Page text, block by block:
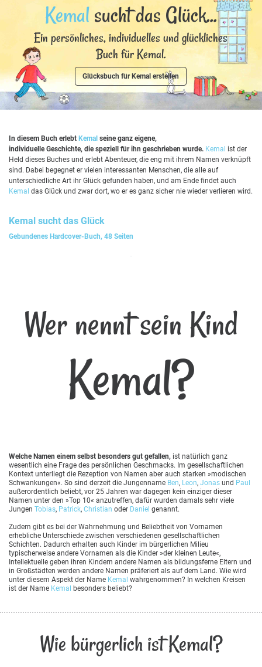
Kemalsucht das Glück...
Ein persönliches, individuelles und glückliches
Buch für Kemal.
Glücksbuch für Kemal erstellen
In diesem Buch erlebt Kemal seine ganz eigene,
individuelle Geschichte, die speziell für ihn geschrieben wurde. Kemal ist der
Held dieses Buches und erlebt Abenteuer, die eng mit ihrem Namen verknüpft
sind. Dabei begegnet er vielen interessanten Menschen, die alle auf
unterschiedliche Art ihr Glück gefunden haben, und am Ende findet auch
Kemal das Glück und zwar dort, wo er es ganz sicher nie wieder verlieren wird.
Kemal sucht das Glück
Gebundenes Hardcover-Buch, 48 Seiten
Wer nennt sein Kind
Kemal?
Welche Namen einem selbst besonders gut gefallen, ist natürlich ganz
wesentlich eine Frage des persönlichen Geschmacks. Im gesellschaftlichen
Kontext unterliegt die Rezeption von Namen aber auch starken »modischen
Schwankungen«. So sind derzeit die Jungenname Ben, Leon, Jonas und Paul
außerordentlich beliebt, vor 25 Jahren war dagegen kein einziger dieser
Namen unter den »Top 10« anzutreffen, dafür wurden damals sehr viele
Jungen Tobias, Patrick, Christian oder Daniel genannt.
Zudem gibt es bei der Wahrnehmung und Beliebtheit von Vornamen
erhebliche Unterschiede zwischen verschiedenen gesellschaftlichen
Schichten. Dadurch erhalten auch Kinder im bürgerlichen Milieu
typischerweise andere Vornamen als die Kinder »der kleinen Leute«,
Intellektuelle geben ihren Kindern andere Namen als bildungsferne Eltern und
in Großstädten werden andere Namen präferiert als auf dem Land. Wie wird
unter diesem Aspekt der Name Kemal wahrgenommen? In welchen Kreisen
ist der Name Kemal besonders beliebt?
Wie bürgerlich ist Kemal?